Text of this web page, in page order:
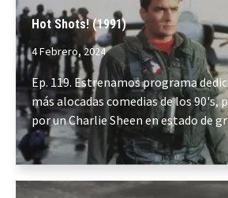
Hot Shots! (1991)
4 Febrero, 2024
Ep. 119. Estrenamos programa
más alocadas comedias de los 90's,
por un Charlie Sheen en estado de